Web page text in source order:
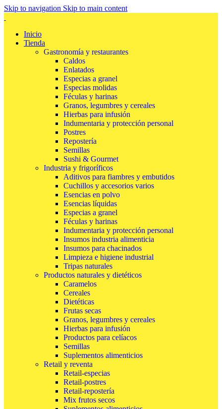
Skip to navigation Skip to main content
Inicio
Tienda
Gastronomía y restaurantes
Caldos
Enlatados
Especias a granel
Especias molidas
Féculas y harinas
Granos, legumbres y cereales
Hierbas para infusión
Indumentaria y protección personal
Postres
Repostería
Semillas
Sushi & Gourmet
Industria y frigoríficos
Aditivos para fiambres y embutidos
Cuchillos y accesorios varios
Esencias en polvo
Esencias líquidas
Especias a granel
Féculas y harinas
Indumentaria y protección personal
Insumos industria alimenticia
Insumos para chacinados
Limpieza e higiene industrial
Tripas naturales
Productos naturales y dietéticos
Caramelos
Cereales
Dietéticas
Frutas secas
Granos, legumbres y cereales
Hierbas para infusión
Productos para celíacos
Semillas
Suplementos alimenticios
Retail y reventa
Retail-especias
Retail-postres
Retail-repostería
Mix frutos secos